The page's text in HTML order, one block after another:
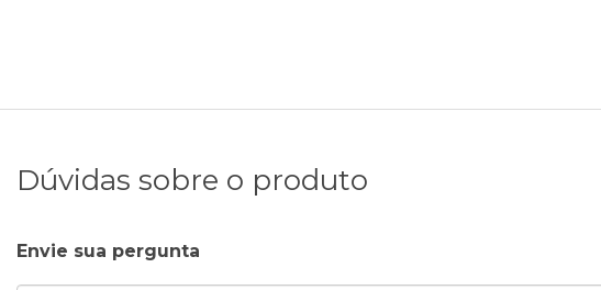
Dúvidas sobre o produto
Envie sua pergunta